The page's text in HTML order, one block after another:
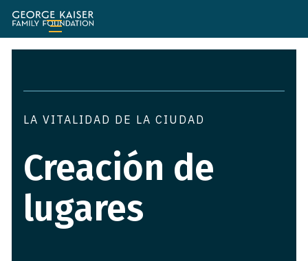
Fundación
de
Kaiser
Creación de
lugares
LA VITALIDAD DE LA CIUDAD